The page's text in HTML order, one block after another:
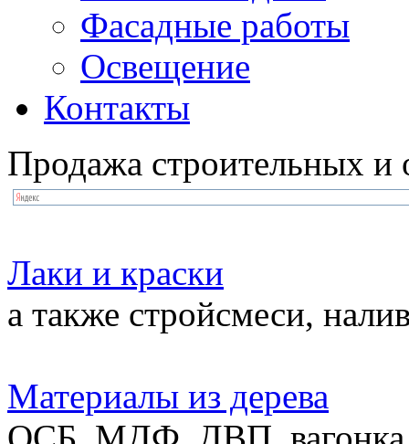
Фасадные работы
Освещение
Контакты
Продажа строительных и
Лаки и краски
а также стройсмеси,
Материалы из дерева